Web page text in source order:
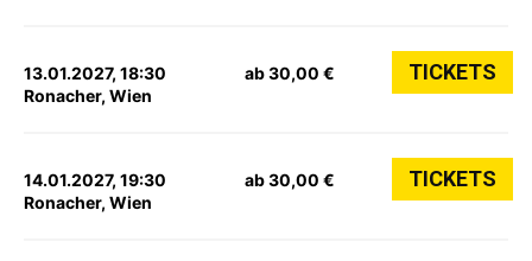
13.01.2027, 18:30
Ronacher, Wien
ab 30,00 € TICKETS
14.01.2027, 19:30
Ronacher, Wien
ab 30,00 € TICKETS